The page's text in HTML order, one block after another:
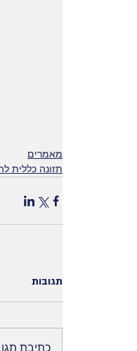
מאמרים
תזונה כללית
תגובות
כתיבת